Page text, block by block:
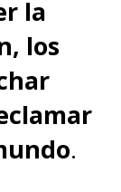
la
los
.